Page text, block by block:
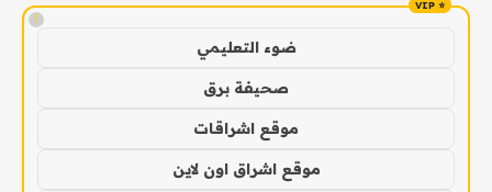
!
ضوء التعليمي
صحيفة برق
موقع اشراقات
موقع اشراق اون لاين